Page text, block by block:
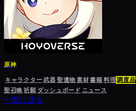
原神
キャラクター武器聖遺物素材書籍料理調度品
聖召喚祈願 ダッシュボード ニュース
一覧に戻る